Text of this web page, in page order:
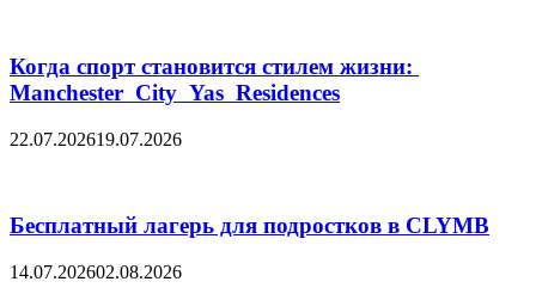
Когда спорт становится стилем жизни:
Manchester City Yas Residences
22.07.202619.07.2026
Бесплатный лагерь для подростков в CLYMB
14.07.202602.08.2026